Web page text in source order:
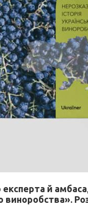
експерта й
виноробства».